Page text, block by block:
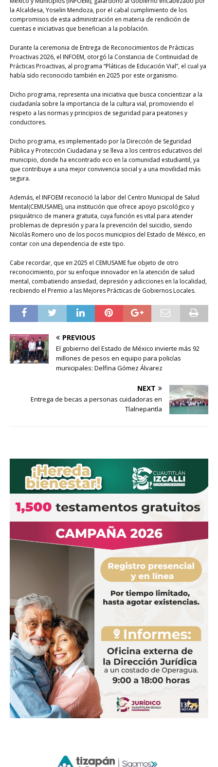
la Alcaldesa, Yoselin Mendoza, por el cabal cumplimiento de los
compromisos de esta administración en materia de rendición de
cuentas e iniciativas que benefician a la población.
Durante la ceremonia de Entrega de Reconocimientos de Prácticas
Proactivas 2026, el INFOEM, otorgó la Constancia de Continuidad de
Prácticas Proactivas, al programa “Pláticas de Educación Vial”, el cual ya
había sido reconocido también en 2025 por este organismo.
Dicho programa, representa una iniciativa que busca concientizar a la
ciudadanía sobre la importancia de la cultura vial, promoviendo el
respeto a las normas y principios de seguridad para peatones y
conductores.
Dicho programa, es implementado por la Dirección de Seguridad
Pública y Protección Ciudadana y se lleva a los centros educativos del
municipio, donde ha encontrado eco en la comunidad estudiantil, ya
que contribuye a una mejor convivencia social y a una movilidad más
segura.
Además, el INFOEM reconoció la labor del Centro Municipal de Salud
Mental(CEMUSAME), una institución que ofrece apoyo psicológico y
psiquiátrico de manera gratuita, cuya función es vital para atender
problemas de depresión y para la prevención del suicidio, siendo
Nicolás Romero uno de los pocos municipios del Estado de México, en
contar con una dependencia de este tipo.
Cabe recordar, que en 2025 el CEMUSAME fue objeto de otro
reconocimiento, por su enfoque innovador en la atención de salud
mental, combatiendo ansiedad, depresión y adicciones en la localidad,
recibiendo el Premio a las Mejores Prácticas de Gobiernos Locales.
PREVIOUS
El gobierno del Estado de México invierte más 92
millones de pesos en equipo para policías
municipales: Delfina Gómez Álvarez
NEXT
Entrega de becas a personas cuidadoras en
Tlalnepantla